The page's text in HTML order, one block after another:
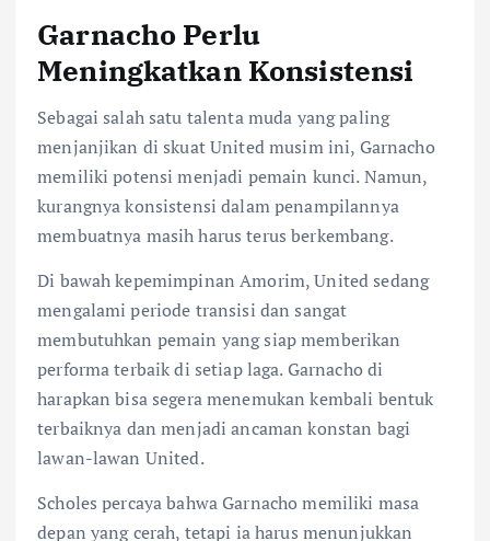
Garnacho Perlu
Meningkatkan Konsistensi
Sebagai salah satu talenta muda yang paling
menjanjikan di skuat United musim ini, Garnacho
memiliki potensi menjadi pemain kunci. Namun,
kurangnya konsistensi dalam penampilannya
membuatnya masih harus terus berkembang.
Di bawah kepemimpinan Amorim, United sedang
mengalami periode transisi dan sangat
membutuhkan pemain yang siap memberikan
performa terbaik di setiap laga. Garnacho di
harapkan bisa segera menemukan kembali bentuk
terbaiknya dan menjadi ancaman konstan bagi
lawan-lawan United.
Scholes percaya bahwa Garnacho memiliki masa
depan yang cerah, tetapi ia harus menunjukkan